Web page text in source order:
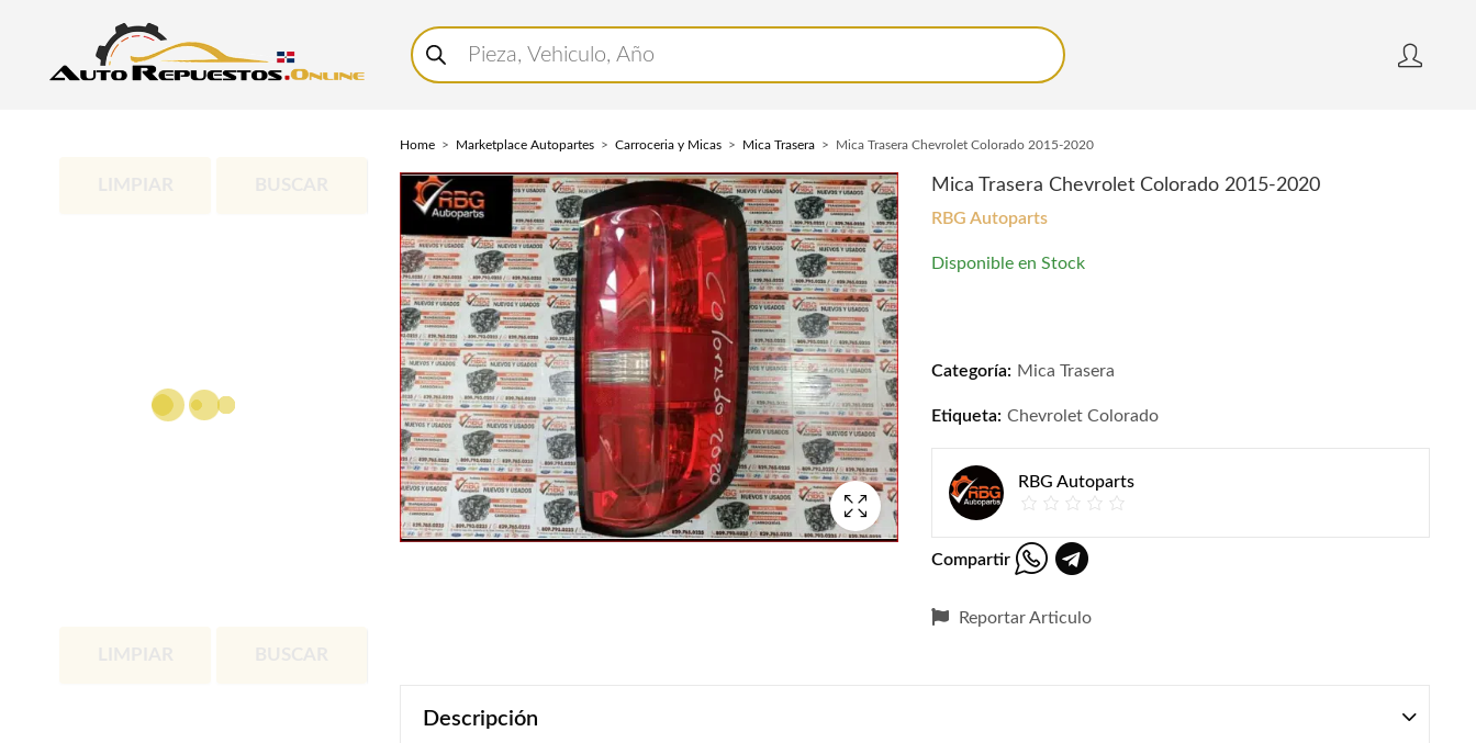
Buscar
productos
Home Marketplace Autopartes Carroceria y Micas Mica Trasera Mica Trasera Chevrolet Colorado 2015-2020
Mica Trasera Chevrolet Colorado 2015-2020
RBG Autoparts
Disponible en Stock
Categoría: Mica Trasera
Etiqueta: Chevrolet Colorado
RBG Autoparts
Compartir
Reportar Articulo
Descripción